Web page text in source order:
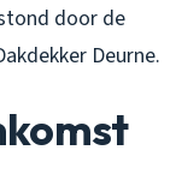
door de
Deurne.